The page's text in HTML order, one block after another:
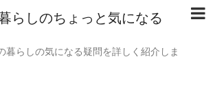
らしのちょっと気になる
暮らしの気になる疑問を詳しく紹介しま